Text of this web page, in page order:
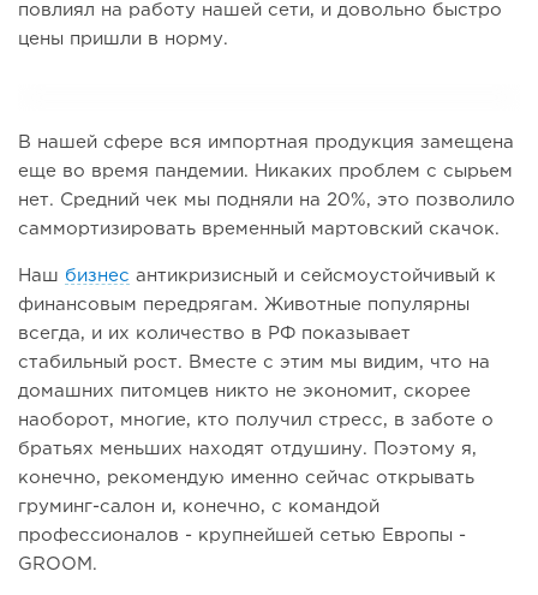
повлиял на работу нашей сети, и довольно быстро
цены пришли в норму.
В нашей сфере вся импортная продукция замещена
еще во время пандемии. Никаких проблем с сырьем
нет. Средний чек мы подняли на 20%, это позволило
саммортизировать временный мартовский скачок.
Наш бизнес антикризисный и сейсмоустойчивый к
финансовым передрягам. Животные популярны
всегда, и их количество в РФ показывает
стабильный рост. Вместе с этим мы видим, что на
домашних питомцев никто не экономит, скорее
наоборот, многие, кто получил стресс, в заботе о
братьях меньших находят отдушину. Поэтому я,
конечно, рекомендую именно сейчас открывать
груминг-салон и, конечно, с командой
профессионалов - крупнейшей сетью Европы -
GROOM.